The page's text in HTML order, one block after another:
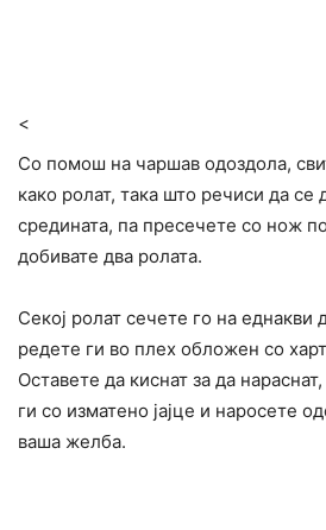
<
Со помош на чаршав одоздола,
како ролат, така што речиси да се
средината, па пресечете со нож
добивате два ролата.
Секој ролат сечете го на еднакви
редете ги во плех обложен со
Оставете да киснат за да
ги со изматено јајце и наросете
ваша желба.